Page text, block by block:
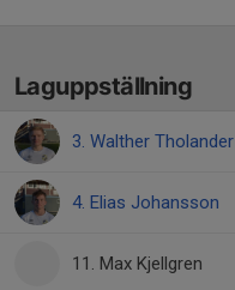
Laguppställning
3. Walther Tholander
4. Elias Johansson
11. Max Kjellgren